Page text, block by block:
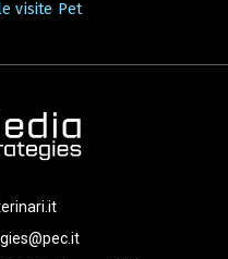
visite Pet